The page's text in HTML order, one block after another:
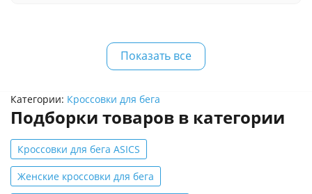
Показать все
Категории: Кроссовки для бега
Подборки товаров в категории
Кроссовки для бега ASICS
Женские кроссовки для бега